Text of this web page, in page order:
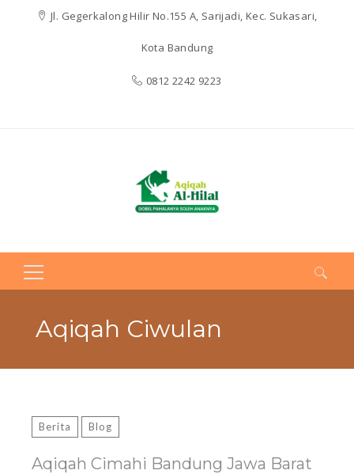
Jl. Gegerkalong Hilir No.155 A, Sarijadi, Kec. Sukasari,
Kota Bandung
0812 2242 9223
Search
Aqiqah Ciwulan
Berita Blog
Aqiqah Cimahi Bandung Jawa Barat